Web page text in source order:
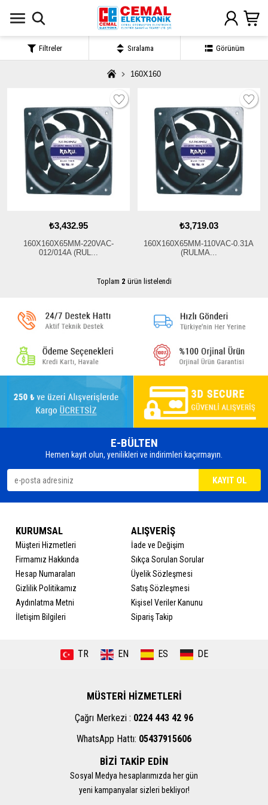
160X160
₺3,432.95
160X160X65MM-220VAC-
012/014A (RUL...
₺3,719.03
160X160X65MM-110VAC-0.31A
(RULMA...
Toplam 2 ürün listelendi
E-BÜLTEN
Hemen kayıt olun, yenilikleri ve indirimleri kaçırmayın.
KURUMSAL
Müşteri Hizmetleri
Firmamız Hakkında
Hesap Numaraları
Gizlilik Politikamız
Aydınlatma Metni
İletişim Bilgileri
ALIŞVERİŞ
İade ve Değişim
Sıkça Sorulan Sorular
Üyelik Sözleşmesi
Satış Sözleşmesi
Kişisel Veriler Kanunu
Sipariş Takip
TR EN ES DE
MÜSTERİ HİZMETLERİ
Çağrı Merkezi : 0224 443 42 96
WhatsApp Hattı: 05437915606
BİZİ TAKİP EDİN
Sosyal Medya hesaplarımızda her gün
yeni kampanyalar sizleri bekliyor!
Filtreler Sıralama Görünüm